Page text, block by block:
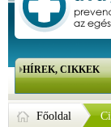
HÍREK, CIKKEK
Főoldal